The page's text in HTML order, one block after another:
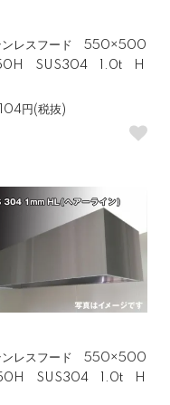
ンレスフード 550×500
SUS304 1.0t H
円(税抜)
ンレスフード 550×500
SUS304 1.0t H